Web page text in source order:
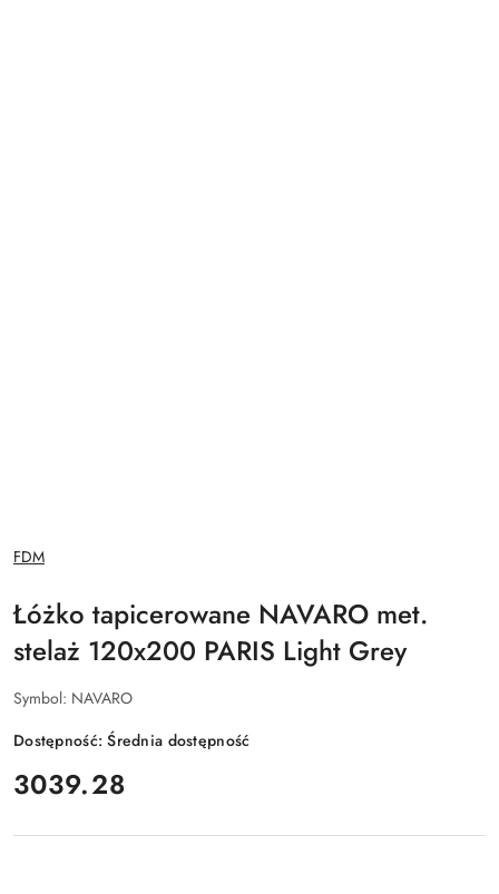
NAZWA
PRODUCENTA:
FDM
Łóżko tapicerowane NAVARO met.
stelaż 120x200 PARIS Light Grey
Symbol: NAVARO
Dostępność:Średnia dostępność
cena:
3039.28